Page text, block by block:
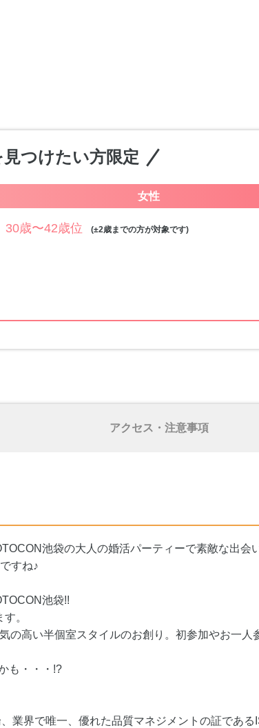
つけたい方限定
女性
30歳〜42歳位 (±2歳までの方が対象です)
アクセス・注意事項
池袋の大人の婚活パーティーで素敵な出会
すね♪
池袋!!
。
の高い半個室スタイルのお創り。初参加やお一人
も・・・!?
業界で唯一、優れた品質マネジメントの証である